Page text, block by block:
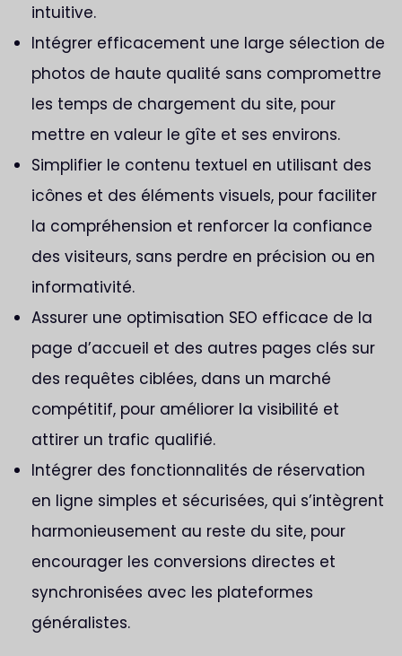
intuitive.
Intégrer efficacement une large sélection de
photos de haute qualité sans compromettre
les temps de chargement du site, pour
mettre en valeur le gîte et ses environs.
Simplifier le contenu textuel en utilisant des
icônes et des éléments visuels, pour faciliter
la compréhension et renforcer la confiance
des visiteurs, sans perdre en précision ou en
informativité.
Assurer une optimisation SEO efficace de la
page d’accueil et des autres pages clés sur
des requêtes ciblées, dans un marché
compétitif, pour améliorer la visibilité et
attirer un trafic qualifié.
Intégrer des fonctionnalités de réservation
en ligne simples et sécurisées, qui s’intègrent
harmonieusement au reste du site, pour
encourager les conversions directes et
synchronisées avec les plateformes
généralistes.